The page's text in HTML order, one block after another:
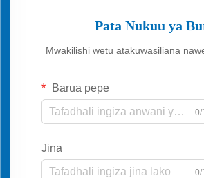
Pata Nukuu ya
Mwakilishi wetu atakuwasiliana
Barua pepe
0/
Jina
0/